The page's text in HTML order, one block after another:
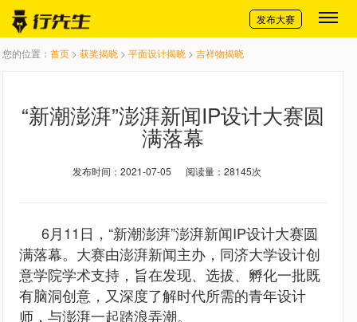
切换导航
发布大赛
您的位置： 首页 > 获奖揭晓 > 平面设计揭晓 > 吉祥物揭晓
“新潮澎湃”澎湃新闻IP设计大赛圆
满落幕
发布时间：2021-07-05 阅读量：28145次
6月11日，“新潮澎湃”澎湃新闻IP设计大赛圆
满落幕。大赛由澎湃新闻主办，同济大学设计创
意学院学术支持，旨在发现、选拔、孵化一批既
有脑洞创意，又深度了解时代所需的青年设计
师，与澎湃一起踏浪弄潮。